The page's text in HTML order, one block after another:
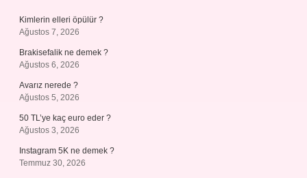
Kimlerin elleri öpülür ?
Ağustos 7, 2026
Brakisefalik ne demek ?
Ağustos 6, 2026
Avarız nerede ?
Ağustos 5, 2026
50 TL’ye kaç euro eder ?
Ağustos 3, 2026
Instagram 5K ne demek ?
Temmuz 30, 2026